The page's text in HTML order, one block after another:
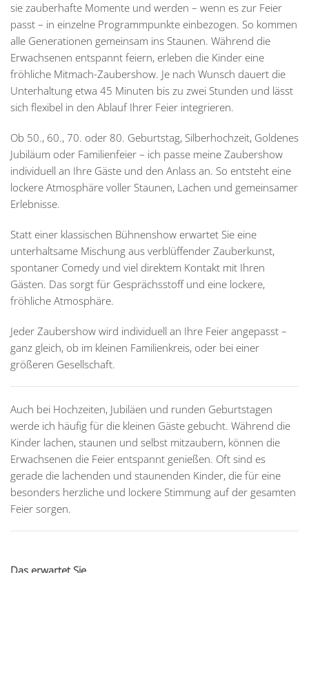
sie zauberhafte Momente und werden – wenn es zur Feier
passt – in einzelne Programmpunkte einbezogen. So kommen
alle Generationen gemeinsam ins Staunen. Während die
Erwachsenen entspannt feiern, erleben die Kinder eine
fröhliche Mitmach-Zaubershow. Je nach Wunsch dauert die
Unterhaltung etwa 45 Minuten bis zu zwei Stunden und lässt
sich flexibel in den Ablauf Ihrer Feier integrieren.
Ob 50., 60., 70. oder 80. Geburtstag, Silberhochzeit, Goldenes
Jubiläum oder Familienfeier – ich passe meine Zaubershow
individuell an Ihre Gäste und den Anlass an. So entsteht eine
lockere Atmosphäre voller Staunen, Lachen und gemeinsamer
Erlebnisse.
Statt einer klassischen Bühnenshow erwartet Sie eine
unterhaltsame Mischung aus verblüffender Zauberkunst,
spontaner Comedy und viel direktem Kontakt mit Ihren
Gästen. Das sorgt für Gesprächsstoff und eine lockere,
fröhliche Atmosphäre.
Jeder Zaubershow wird individuell an Ihre Feier angepasst –
ganz gleich, ob im kleinen Familienkreis, oder bei einer
größeren Gesellschaft.
Auch bei Hochzeiten, Jubiläen und runden Geburtstagen
werde ich häufig für die kleinen Gäste gebucht. Während die
Kinder lachen, staunen und selbst mitzaubern, können die
Erwachsenen die Feier entspannt genießen. Oft sind es
gerade die lachenden und staunenden Kinder, die für eine
besonders herzliche und lockere Stimmung auf der gesamten
Feier sorgen.
Das erwartet Sie